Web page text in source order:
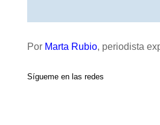
Por Marta Rubio, periodista
Sígueme en las redes